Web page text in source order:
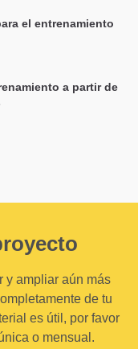
el entrenamiento
a partir de
y ampliar aún más
de tu
es útil, por favor
o mensual.